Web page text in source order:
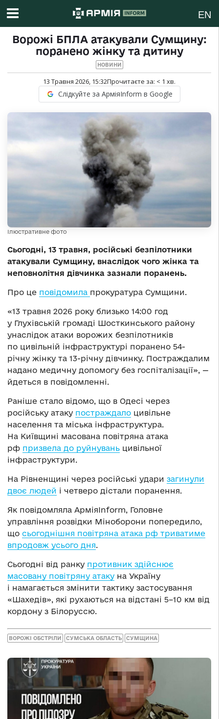
EN
Ворожі БПЛА атакували Сумщину:
поранено жінку та дитину
НОВИНИ
13 Травня 2026, 15:32Прочитаєте за: < 1 хв.
Слідкуйте за АрміяInform в Google
Ілюстративне фото
Сьогодні, 13 травня, російські безпілотники
атакували Сумщину, внаслідок чого жінка та
неповнолітня дівчинка зазнали поранень.
Про це повідомила прокуратура Сумщини.
«13 травня 2026 року близько 14:00 год
у Глухівській громаді Шосткинського району
унаслідок атаки ворожих безпілотників
по цивільній інфраструктурі поранено 54-
річну жінку та 13-річну дівчинку. Постраждалим
надано медичну допомогу без госпіталізації», —
йдеться в повідомленні.
Раніше стало відомо, що в Одесі через
російську атаку постраждало цивільне
населення та міська інфраструктура.
На Київщині масована повітряна атака
рф призвела до руйнувань цивільної
інфраструктури.
На Рівненщині через російські удари загинули
двоє людей і четверо дістали поранення.
Як повідомляла АрміяInform, Головне
управління розвідки Міноборони попередило,
що сьогоднішня повітряна атака рф триватиме
впродовж усього дня.
Сьогодні від ранку противник здійснює
масовану повітряну атаку на Україну
і намагається змінити тактику застосування
«Шахедів», які рухаються на відстані 5–10 км від
кордону з Білоруссю.
ВОРОЖІ ОБСТРІЛИ СУМСЬКА ОБЛАСТЬ СУМЩИНА